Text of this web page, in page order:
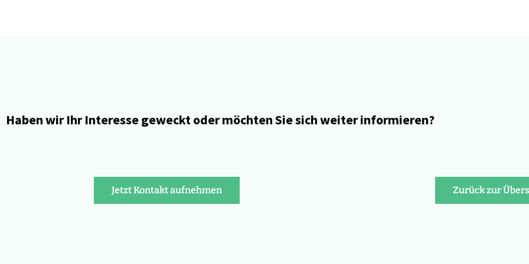
Haben wir Ihr Interesse geweckt oder möchten Sie sich weiter informieren?
Jetzt Kontakt aufnehmen Zurück zur